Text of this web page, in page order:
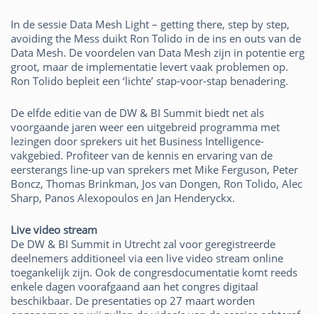
In de sessie Data Mesh Light – getting there, step by step,
avoiding the Mess duikt Ron Tolido in de ins en outs van de
Data Mesh. De voordelen van Data Mesh zijn in potentie erg
groot, maar de implementatie levert vaak problemen op.
Ron Tolido bepleit een ‘lichte’ stap-voor-stap benadering.
De elfde editie van de DW & BI Summit biedt net als
voorgaande jaren weer een uitgebreid programma met
lezingen door sprekers uit het Business Intelligence-
vakgebied. Profiteer van de kennis en ervaring van de
eersterangs line-up van sprekers met Mike Ferguson, Peter
Boncz, Thomas Brinkman, Jos van Dongen, Ron Tolido, Alec
Sharp, Panos Alexopoulos en Jan Henderyckx.
Live video stream
De DW & BI Summit in Utrecht zal voor geregistreerde
deelnemers additioneel via een live video stream online
toegankelijk zijn. Ook de congresdocumentatie komt reeds
enkele dagen voorafgaand aan het congres digitaal
beschikbaar. De presentaties op 27 maart worden